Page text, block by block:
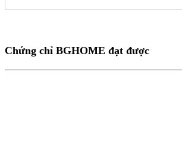
Chứng chỉ BGHOME đạt được